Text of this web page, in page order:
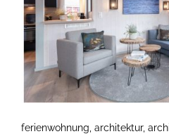
ferienwohnung, architektur,